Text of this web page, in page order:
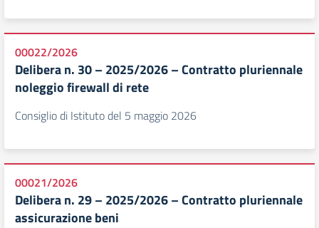
00022/2026
Delibera n. 30 – 2025/2026 – Contratto pluriennale
noleggio firewall di rete
Consiglio di Istituto del 5 maggio 2026
00021/2026
Delibera n. 29 – 2025/2026 – Contratto pluriennale
assicurazione beni